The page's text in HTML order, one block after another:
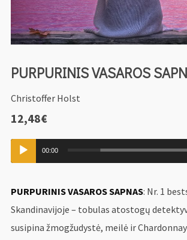
PURPURINIS VASAROS
Christoffer Holst
12,48€
Audio
grotuvas
00:00
PURPURINIS VASAROS SAPNAS: Nr. 1
Skandinavijoje – tobulas atostogų
susipina žmogžudystė, meilė ir